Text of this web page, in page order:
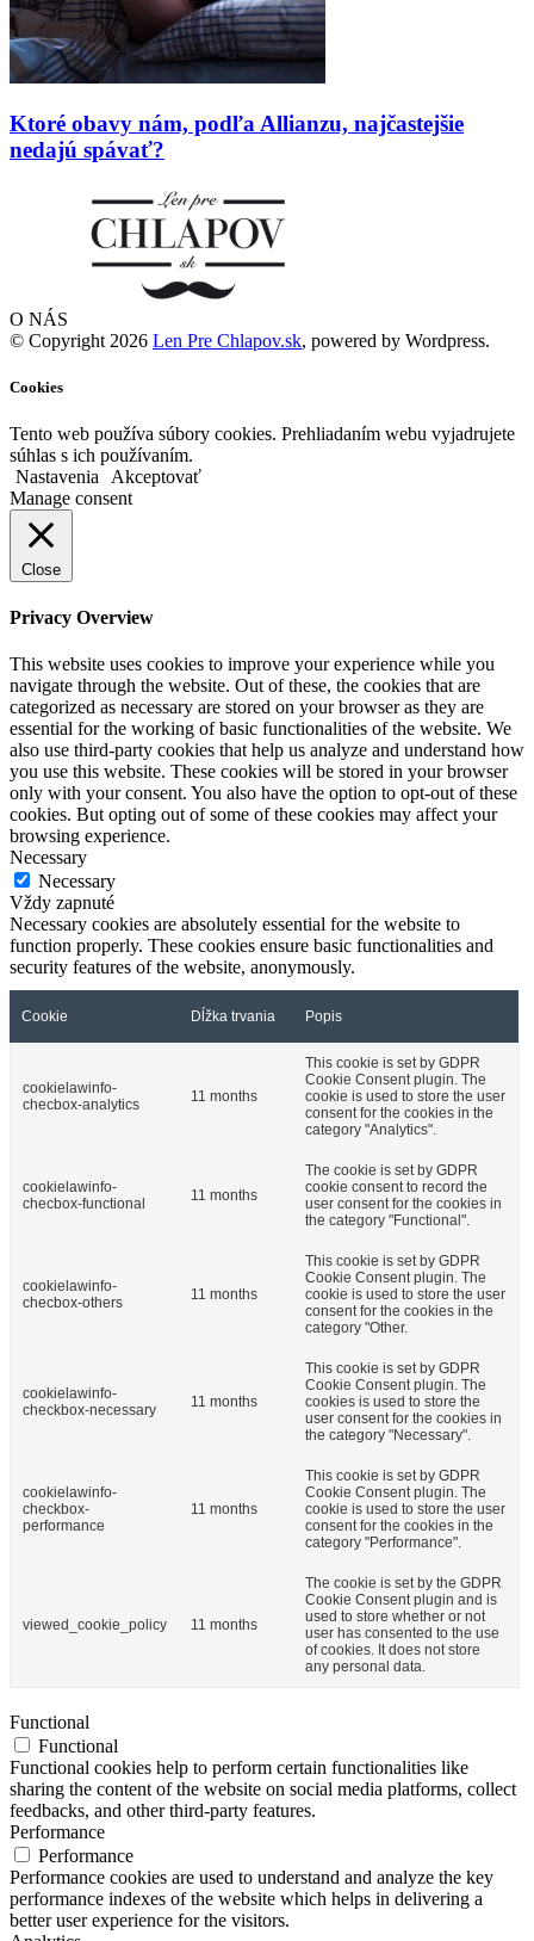
Ktoré obavy nám, podľa Allianzu, najčastejšie
nedajú spávať?
O NÁS
© Copyright 2026 Len Pre Chlapov.sk, powered by Wordpress.
Cookies
Tento web používa súbory cookies. Prehliadaním webu vyjadrujete
súhlas s ich používaním.
Nastavenia
Akceptovať
Manage consent
Close
Privacy Overview
This website uses cookies to improve your experience while you
navigate through the website. Out of these, the cookies that are
categorized as necessary are stored on your browser as they are
essential for the working of basic functionalities of the website. We
also use third-party cookies that help us analyze and understand how
you use this website. These cookies will be stored in your browser
only with your consent. You also have the option to opt-out of these
cookies. But opting out of some of these cookies may affect your
browsing experience.
Necessary
Necessary
Vždy zapnuté
Necessary cookies are absolutely essential for the website to
function properly. These cookies ensure basic functionalities and
security features of the website, anonymously.
Cookie Dĺžka trvania Popis
cookielawinfo-
checbox-analytics
11 months
This cookie is set by GDPR
Cookie Consent plugin. The
cookie is used to store the user
consent for the cookies in the
category "Analytics".
cookielawinfo-
checbox-functional
11 months
The cookie is set by GDPR
cookie consent to record the
user consent for the cookies in
the category "Functional".
cookielawinfo-
checbox-others
11 months
This cookie is set by GDPR
Cookie Consent plugin. The
cookie is used to store the user
consent for the cookies in the
category "Other.
cookielawinfo-
checkbox-necessary
11 months
This cookie is set by GDPR
Cookie Consent plugin. The
cookies is used to store the
user consent for the cookies in
the category "Necessary".
cookielawinfo-
checkbox-
performance
11 months
This cookie is set by GDPR
Cookie Consent plugin. The
cookie is used to store the user
consent for the cookies in the
category "Performance".
viewed_cookie_policy 11 months
The cookie is set by the GDPR
Cookie Consent plugin and is
used to store whether or not
user has consented to the use
of cookies. It does not store
any personal data.
Functional
Functional
Functional cookies help to perform certain functionalities like
sharing the content of the website on social media platforms, collect
feedbacks, and other third-party features.
Performance
Performance
Performance cookies are used to understand and analyze the key
performance indexes of the website which helps in delivering a
better user experience for the visitors.